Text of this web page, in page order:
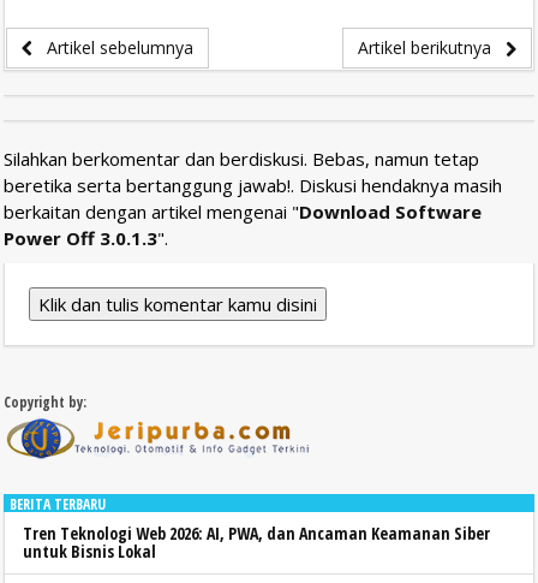
Artikel sebelumnya Artikel berikutnya
Silahkan berkomentar dan berdiskusi. Bebas, namun tetap
beretika serta bertanggung jawab!. Diskusi hendaknya masih
berkaitan dengan artikel mengenai "Download Software
Power Off 3.0.1.3".
Klik dan tulis komentar kamu disini
Copyright by:
BERITA TERBARU
Tren Teknologi Web 2026: AI, PWA, dan Ancaman Keamanan Siber
untuk Bisnis Lokal